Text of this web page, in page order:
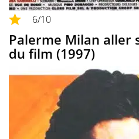
6/10
Palerme Milan aller
du film (1997)